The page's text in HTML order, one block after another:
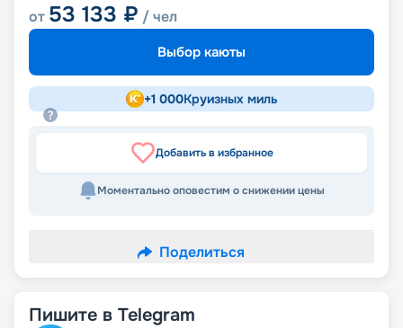
от 53 133 ₽ / чел
Выбор каюты
+1 000Круизных миль
Добавить в избранное
Моментально оповестим о снижении цены
Поделиться
Пишите в Telegram